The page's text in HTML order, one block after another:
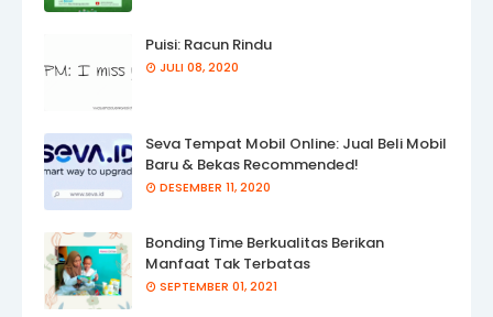
Puisi: Racun Rindu
JULI 08, 2020
Seva Tempat Mobil Online: Jual Beli Mobil
Baru & Bekas Recommended!
DESEMBER 11, 2020
Bonding Time Berkualitas Berikan
Manfaat Tak Terbatas
SEPTEMBER 01, 2021